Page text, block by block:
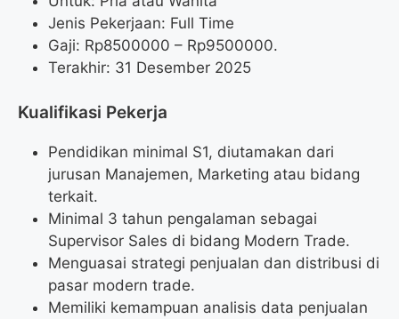
Jenis Pekerjaan: Full Time
Gaji: Rp8500000 – Rp9500000.
Terakhir: 31 Desember 2025
Kualifikasi Pekerja
Pendidikan minimal S1, diutamakan dari
jurusan Manajemen, Marketing atau bidang
terkait.
Minimal 3 tahun pengalaman sebagai
Supervisor Sales di bidang Modern Trade.
Menguasai strategi penjualan dan distribusi di
pasar modern trade.
Memiliki kemampuan analisis data penjualan